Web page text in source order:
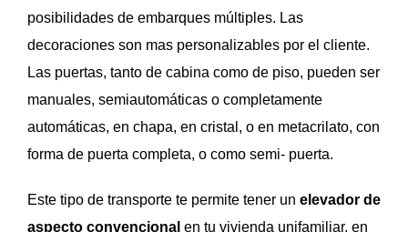
posibilidades de embarques múltiples. Las
decoraciones son mas personalizables por el cliente.
Las puertas, tanto de cabina como de piso, pueden ser
manuales, semiautomáticas o completamente
automáticas, en chapa, en cristal, o en metacrilato, con
forma de puerta completa, o como semi- puerta.
Este tipo de transporte te permite tener un elevador de
aspecto convencional en tu vivienda unifamiliar, en